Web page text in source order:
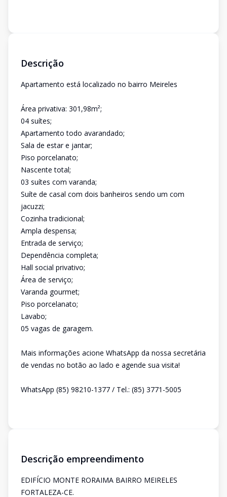
Descrição
Apartamento está localizado no bairro Meireles
Área privativa: 301,98m²;
04 suítes;
Apartamento todo avarandado;
Sala de estar e jantar;
Piso porcelanato;
Nascente total;
03 suítes com varanda;
Suíte de casal com dois banheiros sendo um com
jacuzzi;
Cozinha tradicional;
Ampla despensa;
Entrada de serviço;
Dependência completa;
Hall social privativo;
Área de serviço;
Varanda gourmet;
Piso porcelanato;
Lavabo;
05 vagas de garagem.
Mais informações acione WhatsApp da nossa secretária
de vendas no botão ao lado e agende sua visita!
WhatsApp (85) 98210-1377 / Tel.: (85) 3771-5005
Descrição empreendimento
EDIFÍCIO MONTE RORAIMA BAIRRO MEIRELES
FORTALEZA-CE.